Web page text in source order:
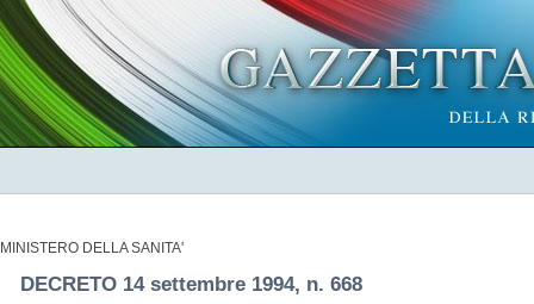
MINISTERO DELLA SANITA'
DECRETO 14 settembre 1994, n. 668